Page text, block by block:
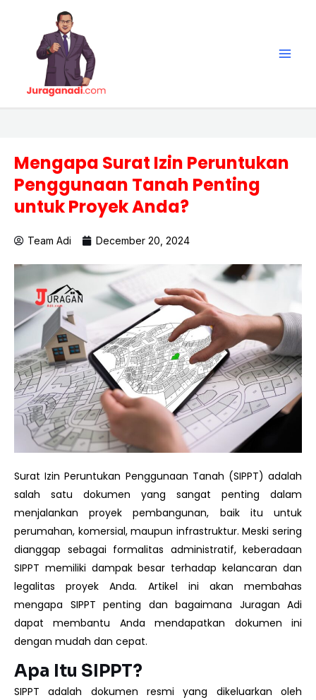
Mengapa Surat Izin Peruntukan
Penggunaan Tanah Penting
untuk Proyek Anda?
Team Adi December 20, 2024
Surat Izin Peruntukan Penggunaan Tanah (SIPPT) adalah
salah satu dokumen yang sangat penting dalam
menjalankan proyek pembangunan, baik itu untuk
perumahan, komersial, maupun infrastruktur. Meski sering
dianggap sebagai formalitas administratif, keberadaan
SIPPT memiliki dampak besar terhadap kelancaran dan
legalitas proyek Anda. Artikel ini akan membahas
mengapa SIPPT penting dan bagaimana Juragan Adi
dapat membantu Anda mendapatkan dokumen ini
dengan mudah dan cepat.
Apa Itu SIPPT?
SIPPT adalah dokumen resmi yang dikeluarkan oleh